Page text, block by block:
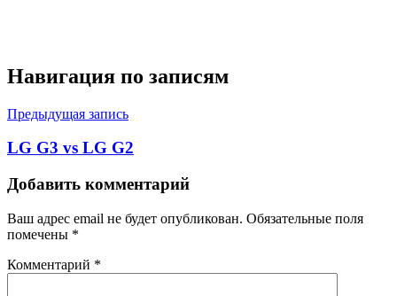
Навигация по записям
Предыдущая запись
LG G3 vs LG G2
Добавить комментарий
Ваш адрес email не будет опубликован. Обязательные поля
помечены *
Комментарий *